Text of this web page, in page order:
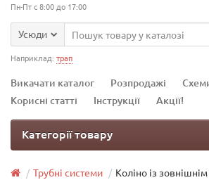
Пн-Пт с 8:00 до 17:00
Усюди
Наприклад: трап
Викачати каталог Розпродажі
Корисні статті
Інструкції Акції!
Категорії товару
Трубні системи Коліно із